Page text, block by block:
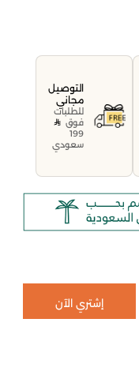
التوصيل
مجاني
للطلبات
فوق
199
سعودي
إشتري الآن